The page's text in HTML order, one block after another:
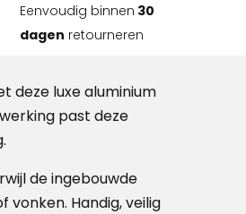
Eenvoudig binnen 30
dagen retourneren
deze luxe aluminium
past deze
de ingebouwde
Handig, veilig